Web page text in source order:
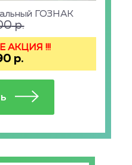
ГОЗНАК
р.
АКЦИЯ !!!
р.